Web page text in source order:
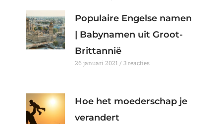
Populaire Engelse namen
| Babynamen uit Groot-
Brittannië
26 januari 2021 3 reacties
Hoe het moederschap je
verandert